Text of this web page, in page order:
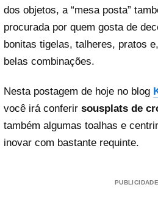
dos objetos, a “mesa posta”
procurada por quem gosta de
bonitas tigelas, talheres, pratos
belas combinações.
Nesta postagem de hoje no blog
você irá conferir sousplats de
também algumas toalhas e
inovar com bastante requinte.
PUBLICIDADE